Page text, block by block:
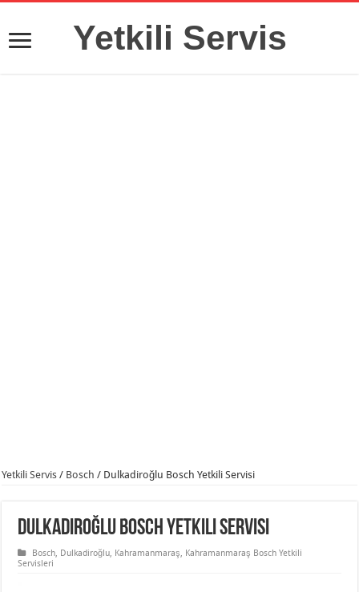
Yetkili Servis
Yetkili Servis / Bosch / Dulkadiroğlu Bosch Yetkili Servisi
Dulkadiroğlu Bosch Yetkili Servisi
Bosch, Dulkadiroğlu, Kahramanmaraş, Kahramanmaraş Bosch Yetkili
Servisleri